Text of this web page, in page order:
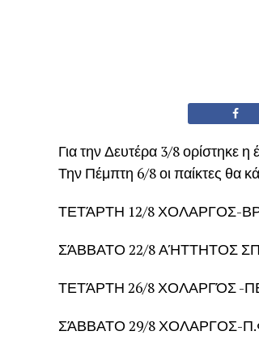
Για την Δευτέρα 3/8 ορίστηκε
Την Πέμπτη 6/8 οι παίκτες θα
ΤΕΤΆΡΤΗ 12/8 ΧΟΛΑΡΓΟΣ-
ΣΆΒΒΑΤΟ 22/8 ΑΉΤΤΗΤΟΣ
ΤΕΤΆΡΤΗ 26/8 ΧΟΛΑΡΓΌΣ -
ΣΆΒΒΑΤΟ 29/8 ΧΟΛΑΡΓΟΣ-